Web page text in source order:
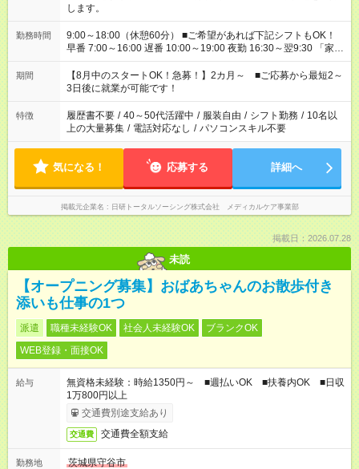
します。
勤務時間
9:00～18:00（休憩60分） ■ご希望があれば下記シフトもOK！
早番 7:00～16:00 遅番 10:00～19:00 夜勤 16:30～翌9:30 「家族
と休みを合わせたい」 「余裕を持って夕飯の準備がしたい」
「できれば残業はしたくない」 など、ご希望を教えてください
ね。 ※Wワーク希望の方へ 今ご覧のお仕事で希望する勤務時間
と、もう1つのお仕事の勤務時間。 合計で週40時間を超える場
合は応募できません。
期間
【8月中のスタートOK！急募！】2カ月～ ■ご応募から最短2～
3日後に就業が可能です！
特徴 履歴書不要 / 40～50代活躍中 / 服装自由 / シフト勤務 / 10名以
上の大量募集 / 電話対応なし / パソコンスキル不要
気になる！ 応募する 詳細へ
掲載元企業名 日研トータルソーシング株式会社 メディカルケア事業部
掲載日：2026.07.28
未読
【オープニング募集】おばあちゃんのお散歩付き
添いも仕事の1つ
派遣 職種未経験OK 社会人未経験OK
ブランクOK
WEB登録・面接OK
給与
無資格未経験：時給1350円～ ■週払いOK ■扶養内OK ■日収
1万800円以上
交通費別途支給あり
交通費 交通費全額支給
勤務地
茨城県守谷市